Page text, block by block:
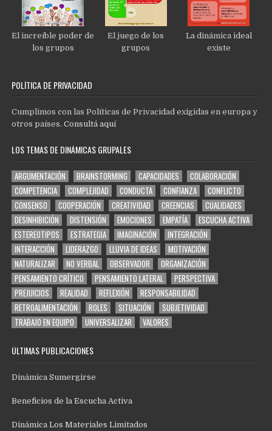
El increíble poder de
los grupos
El juego de los
grupos
La dinámica ideal
existe
POLÍTICA DE PRIVACIDAD
Cumplimos con las Políticas de Privacidad exigidas en europa y
otros países.Consultá aquí
LOS TEMAS DE DINÁMICAS GRUPALES
ARGUMENTACIÓN BRAINSTORMING CAPACIDADES
COLABORACIÓN
COMPETENCIA
COMPLEJIDAD CONDUCTA CONFIANZA
CONFLICTO
CONSENSO
COOPERACIÓN CREATIVIDAD CREENCIAS
CUALIDADES
DESINHIBICIÓN
DISTENSIÓN EMOCIONES EMPATÍA
ESCUCHA ACTIVA
ESTEREOTIPOS
ESTRATEGIA IMAGINACIÓN
INTEGRACIÓN
INTERACCIÓN
LIDERAZGO LLUVIA DE IDEAS
MOTIVACIÓN
NATURALIZAR
NO VERBAL OBSERVADOR
ORGANIZACIÓN
PENSAMIENTO CRÍTICO
PENSAMIENTO LATERAL
PERSPECTIVA
PREJUICIOS
REALIDAD REFLEXIÓN
RESPONSABILIDAD
RETROALIMENTACIÓN
ROLES SITUACIÓN
SUBJETIVIDAD
TRABAJO EN EQUIPO
UNIVERSALIZAR VALORES
ÚLTIMAS PUBLICACIONES
Dinámica Sumergirse
Beneficios de la Escucha Activa
Dinámica Los Materiales Limitados